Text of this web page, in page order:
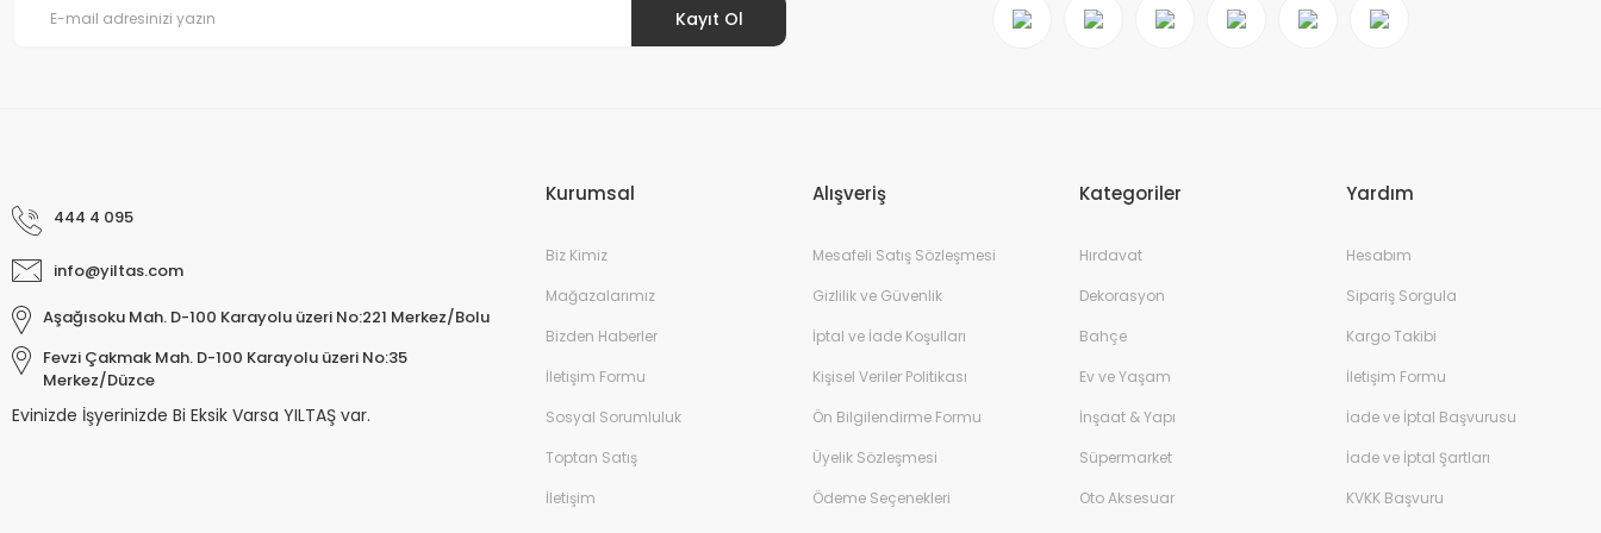
Kayıt Ol
444 4 095
info@yiltas.com
Aşağısoku Mah. D-100 Karayolu üzeri No:221 Merkez/Bolu
Fevzi Çakmak Mah. D-100 Karayolu üzeri No:35
Merkez/Düzce
Evinizde İşyerinizde Bi Eksik Varsa YILTAŞ var.
Kurumsal
Biz Kimiz
Mağazalarımız
Bizden Haberler
İletişim Formu
Sosyal Sorumluluk
Toptan Satış
İletişim
Alışveriş
Mesafeli Satış Sözleşmesi
Gizlilik ve Güvenlik
İptal ve İade Koşulları
Kişisel Veriler Politikası
Ön Bilgilendirme Formu
Üyelik Sözleşmesi
Ödeme Seçenekleri
Kategoriler
Hırdavat
Dekorasyon
Bahçe
Ev ve Yaşam
İnşaat & Yapı
Süpermarket
Oto Aksesuar
Yardım
Hesabım
Sipariş Sorgula
Kargo Takibi
İletişim Formu
İade ve İptal Başvurusu
İade ve İptal Şartları
KVKK Başvuru